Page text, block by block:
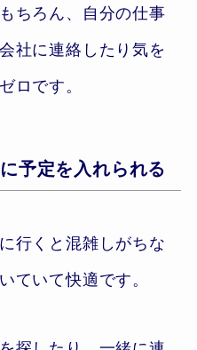
ちろん、自分の仕事
社に連絡したり気を
ロです。
予定を入れられる
行くと混雑しがちな
ていて快適です。